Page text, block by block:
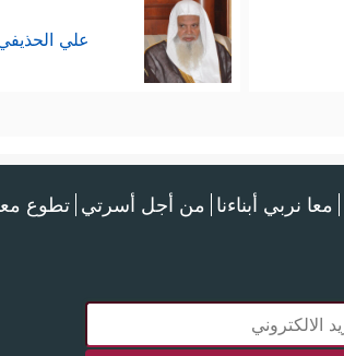
علي
معا نربي أبناءنا من أجل أسرتي تطوع